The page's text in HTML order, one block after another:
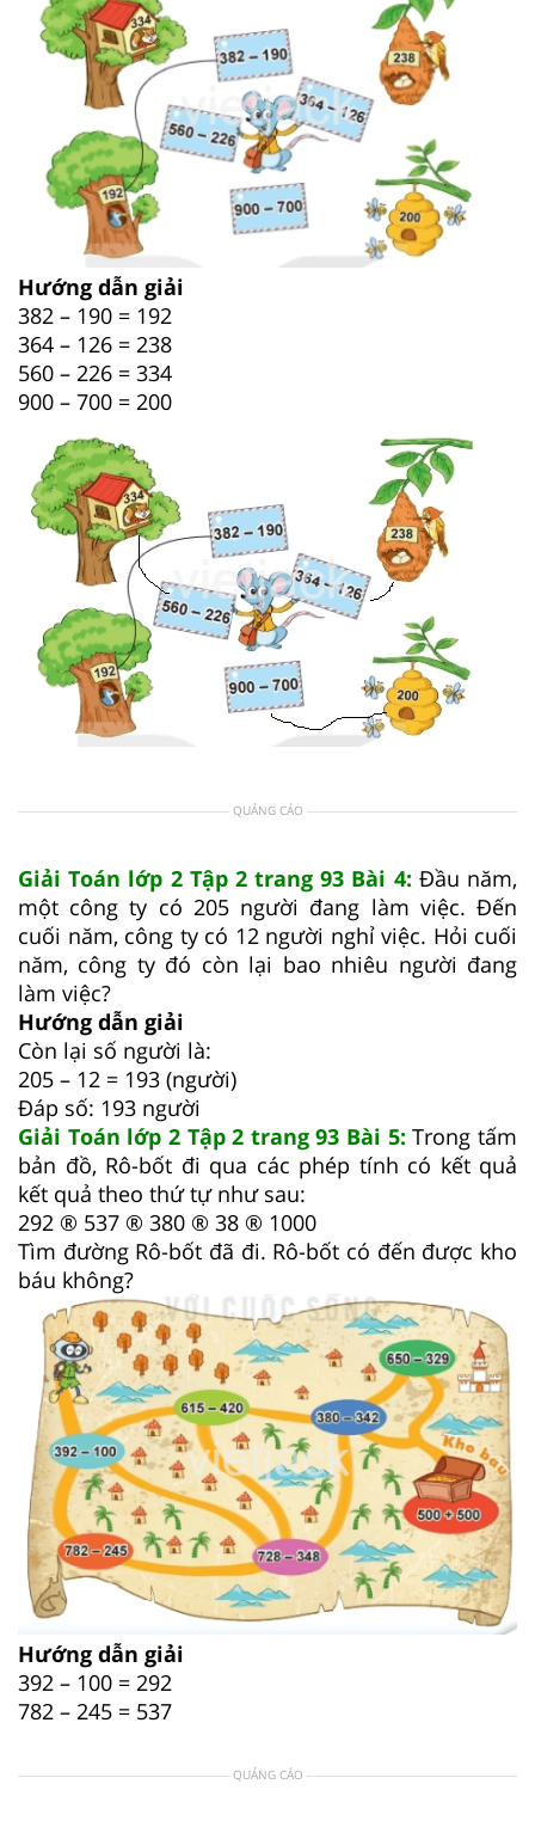
Hướng dẫn giải
382 – 190 = 192
364 – 126 = 238
560 – 226 = 334
900 – 700 = 200
QUẢNG CÁO
Giải Toán lớp 2 Tập 2 trang 93 Bài 4: Đầu năm,
một công ty có 205 người đang làm việc. Đến
cuối năm, công ty có 12 người nghỉ việc. Hỏi cuối
năm, công ty đó còn lại bao nhiêu người đang
làm việc?
Hướng dẫn giải
Còn lại số người là:
205 – 12 = 193 (người)
Đáp số: 193 người
Giải Toán lớp 2 Tập 2 trang 93 Bài 5:Trong tấm
bản đồ, Rô-bốt đi qua các phép tính có kết quả
kết quả theo thứ tự như sau:
292 ® 537 ® 380 ® 38 ® 1000
Tìm đường Rô-bốt đã đi. Rô-bốt có đến được kho
báu không?
Hướng dẫn giải
392 – 100 = 292
782 – 245 = 537
QUẢNG CÁO